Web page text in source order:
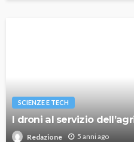
SCIENZE E TECH
I droni al servizio
Redazione 5 anni ago